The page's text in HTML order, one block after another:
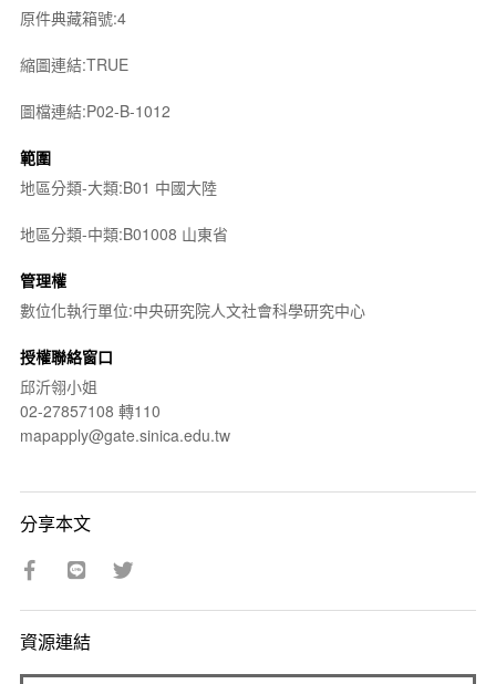
原件典藏箱號:4
縮圖連結:TRUE
圖檔連結:P02-B-1012
範圍
地區分類-大類:B01 中國大陸
地區分類-中類:B01008 山東省
管理權
數位化執行單位:中央研究院人文社會科學研究中心
授權聯絡窗口
邱沂翎小姐
02-27857108 轉110
mapapply@gate.sinica.edu.tw
分享本文
資源連結